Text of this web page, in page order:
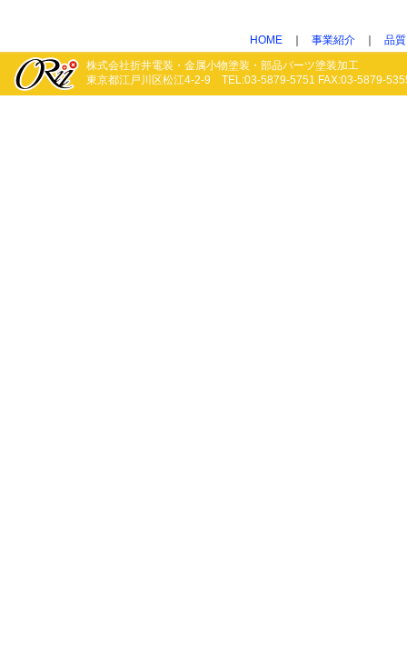
HOME 事業紹介
品
株式会社折井電装・金属小物塗装・部品パーツ塗装加工
東京都江戸川区松江4-2-9 TEL:03-5879-5751 FAX:03-5879-